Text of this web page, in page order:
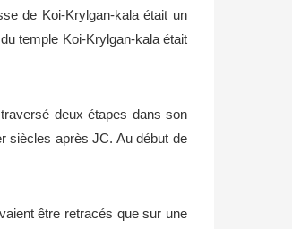
de Koi-Krylgan-kala était un
temple Koi-Krylgan-kala était
deux étapes dans son
siècles après JC. Au début de
être retracés que sur une